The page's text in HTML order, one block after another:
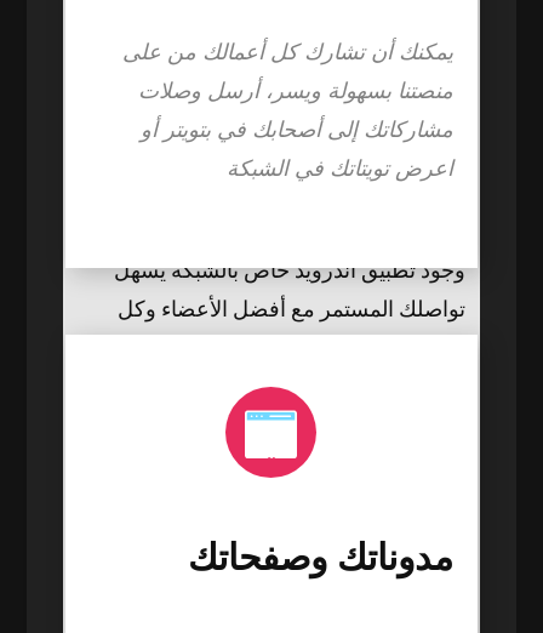
يساعدك على الانضمام بكل يسر
النشر الآني لكل ما يجول بخاطرك، نص،
صورة، فيديو، أي شيء يمكنك المشاركة به
بسهولة
العضويات المميزة وما توفره من امتيازات
وجود تطبيق أندرويد خاص بالشبكة يسهل
تواصلك المستمر مع أفضل الأعضاء وكل
يمكنك أن تشارك كل أعمالك من على
منصتنا بسهولة ويسر، أرسل وصلات
مشاركاتك إلى أصحابك في بتويتر أو
اعرض تويتاتك في الشبكة
مدوناتك وصفحاتك